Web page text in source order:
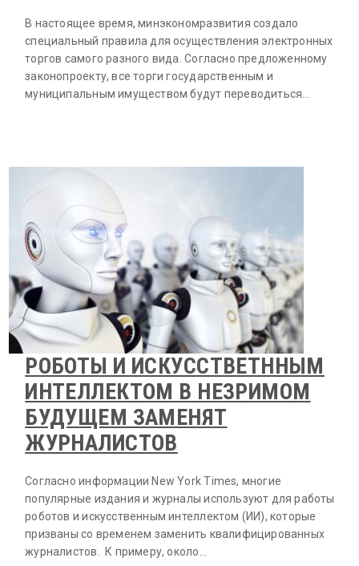
В настоящее время, минэкономразвития создало
специальный правила для осуществления электронных
торгов самого разного вида. Согласно предложенному
законопроекту, все торги государственным и
муниципальным имуществом будут переводиться…
РОБОТЫ И ИСКУССТВЕТННЫМ
ИНТЕЛЛЕКТОМ В НЕЗРИМОМ
БУДУЩЕМ ЗАМЕНЯТ
ЖУРНАЛИСТОВ
Согласно информации New York Times, многие
популярные издания и журналы используют для работы
роботов и искусственным интеллектом (ИИ), которые
призваны со временем заменить квалифицированных
журналистов. К примеру, около…